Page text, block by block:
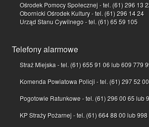
Ośrodek Pomocy Społecznej - tel. (61) 296 13
Obornicki Ośrodek Kultury - tel. (61) 296 14 24
Urząd Stanu Cywilnego - tel. (61) 65 59 105
Telefony alarmowe
Straż Miejska - tel. (61) 655 91 06 lub 609 779
Komenda Powiatowa Policji - tel. (61) 297 52
Pogotowie Ratunkowe - tel. (61) 296 00 65 lub
KP Straży Pożarnej - tel. (61) 664 88 00 lub 998